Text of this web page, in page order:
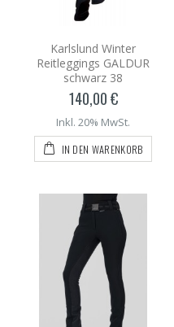
Karlslund Winter
Reitleggings GALDUR
schwarz 38
140,00 €
Inkl. 20% MwSt.
IN DEN WARENKORB